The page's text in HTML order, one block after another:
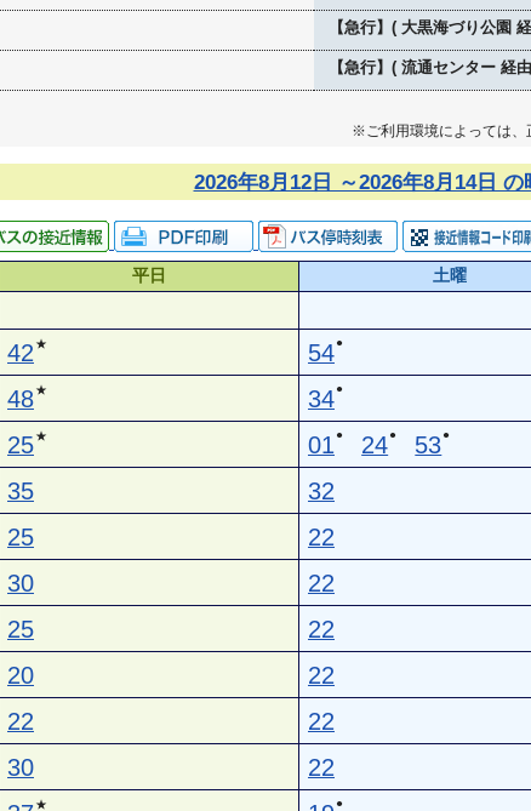
【急行】( 大黒海づり公園
【急行】( 流通センター 経
※ご利用環境によっては、
2026年8月12日 ～2026年8月14日
平日 土曜
42 ★ 54●
48★ 34●
25★ 01 ● 24● 53●
35 32
25 22
30 22
25 22
20 22
22 22
30 22
★ ●